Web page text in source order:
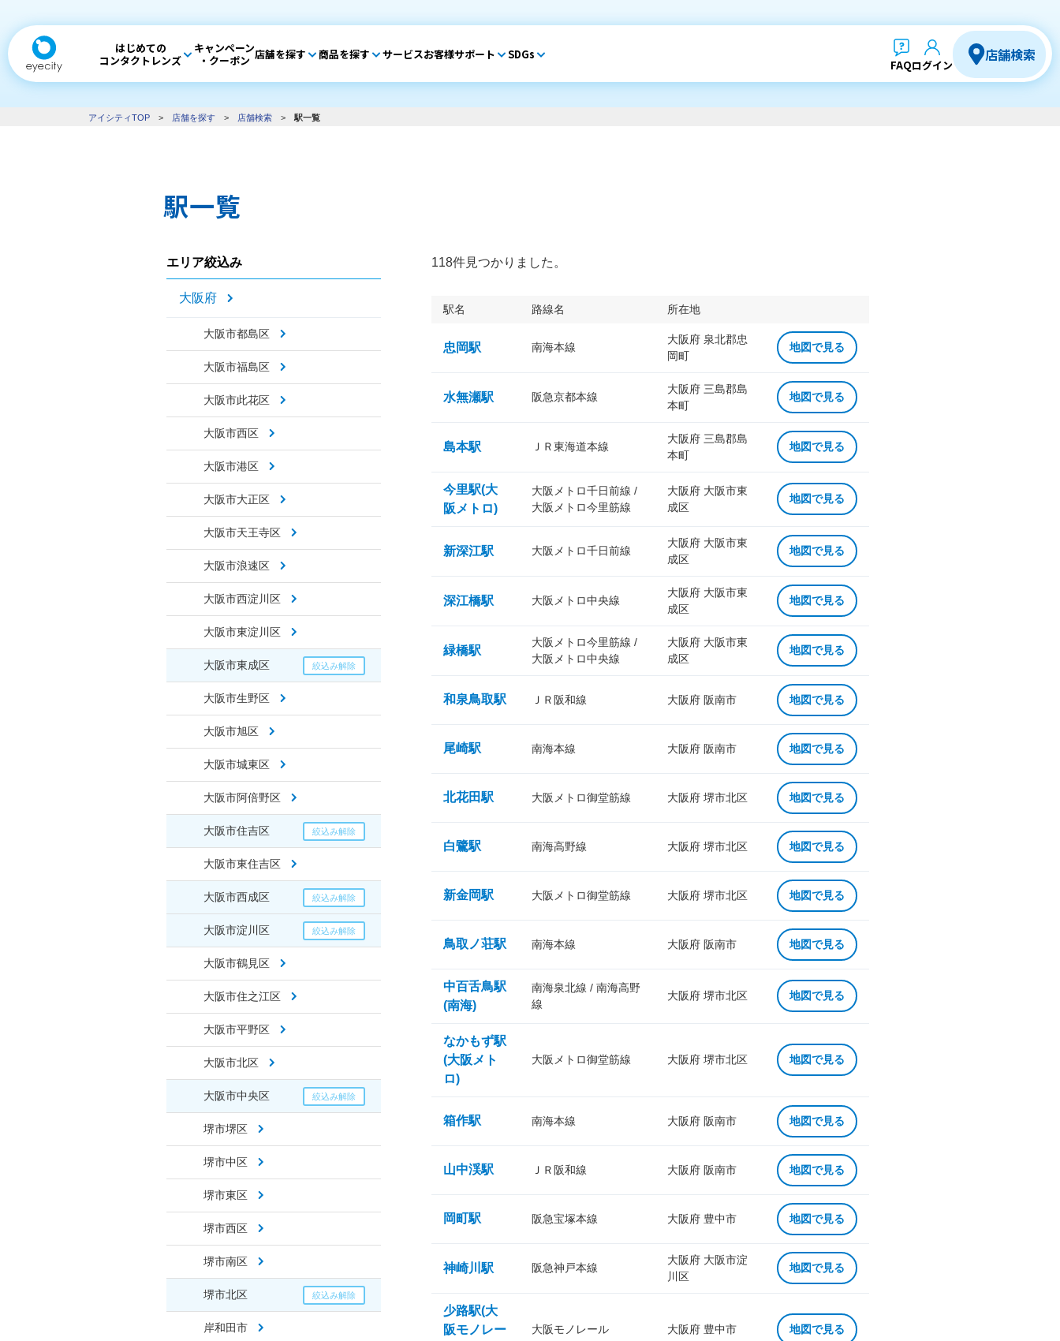
はじめての
コンタクトレンズ
キャンペーン
・クーポン 店舗を探す 商品を探す サービスお客様サポート SDGs
FAQログイン
店舗検索
アイシティTOP > 店舗を探す > 店舗検索 > 駅一覧
駅一覧
エリア絞込み
大阪府
大阪市都島区
大阪市福島区
大阪市此花区
大阪市西区
大阪市港区
大阪市大正区
大阪市天王寺区
大阪市浪速区
大阪市西淀川区
大阪市東淀川区
大阪市東成区
大阪市生野区
大阪市旭区
大阪市城東区
大阪市阿倍野区
大阪市住吉区
大阪市東住吉区
大阪市西成区
大阪市淀川区
大阪市鶴見区
大阪市住之江区
大阪市平野区
大阪市北区
大阪市中央区
堺市堺区
堺市中区
堺市東区
堺市西区
堺市南区
堺市北区
岸和田市
118件見つかりました。
駅名 路線名 所在地
忠岡駅 南海本線
大阪府 泉北郡忠
岡町
地図で見る
水無瀬駅 阪急京都本線
大阪府 三島郡島
本町
地図で見る
島本駅 ＪＲ東海道本線
大阪府 三島郡島
本町
地図で見る
今里駅(大
阪メトロ)
大阪メトロ千日前線 /
大阪メトロ今里筋線
大阪府 大阪市東
成区
地図で見る
新深江駅 大阪メトロ千日前線
大阪府 大阪市東
成区
地図で見る
深江橋駅 大阪メトロ中央線
大阪府 大阪市東
成区
地図で見る
緑橋駅
大阪メトロ今里筋線 /
大阪メトロ中央線
大阪府 大阪市東
成区
地図で見る
和泉鳥取駅 ＪＲ阪和線 大阪府 阪南市 地図で見る
尾崎駅 南海本線 大阪府 阪南市 地図で見る
北花田駅 大阪メトロ御堂筋線 大阪府 堺市北区 地図で見る
白鷺駅 南海高野線 大阪府 堺市北区 地図で見る
新金岡駅 大阪メトロ御堂筋線 大阪府 堺市北区 地図で見る
鳥取ノ荘駅 南海本線 大阪府 阪南市 地図で見る
中百舌鳥駅
(南海)
南海泉北線 / 南海高野
線
大阪府 堺市北区 地図で見る
なかもず駅
(大阪メト
ロ)
大阪メトロ御堂筋線 大阪府 堺市北区 地図で見る
箱作駅 南海本線 大阪府 阪南市 地図で見る
山中渓駅 ＪＲ阪和線 大阪府 阪南市 地図で見る
岡町駅 阪急宝塚本線 大阪府 豊中市 地図で見る
神崎川駅 阪急神戸本線
大阪府 大阪市淀
川区
地図で見る
少路駅(大
阪モノレー
大阪モノレール 大阪府 豊中市 地図で見る